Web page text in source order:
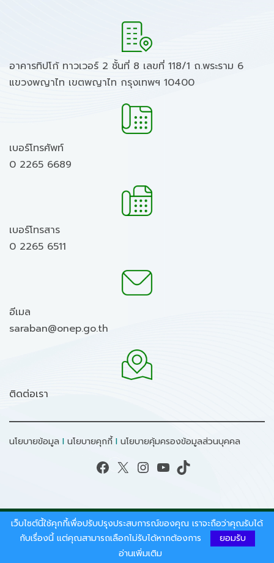
อาคารทิปโก้ ทาวเวอร์ 2 ชั้นที่ 8 เลขที่ 118/1 ถ.พระราม 6
แขวงพญาไท เขตพญาไท กรุงเทพฯ 10400
เบอร์โทรศัพท์
0 2265 6689
เบอร์โทรสาร
0 2265 6511
อีเมล
saraban@onep.go.th
ติดต่อเรา
นโยบายข้อมูล I นโยบายคุกกี้ I นโยบายคุ้มครองข้อมูลส่วนบุคคล
Facebook X Instagram YouTube TikTok
สงวนลิขสิทธิ์ © 2026 - สำนักงานนโยบายและแผน
ทรัพยากรธรรมชาติและสิ่งแวดล้อม.
เว็บไซต์นี้ใช้คุกกี้เพื่อปรับปรุงประสบการณ์ของคุณ เราจะถือว่าคุณรับได้
กับเรื่องนี้ แต่คุณสามารถเลือกไม่รับได้หากต้องการ
ยอมรับ
อ่านเพิ่มเติม